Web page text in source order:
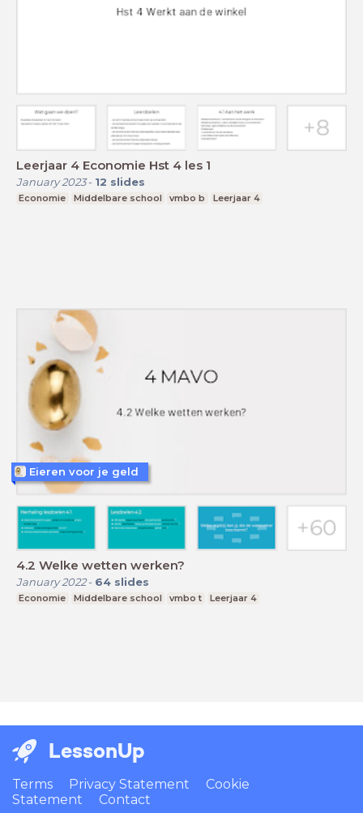
Leerjaar 4 Economie Hst 4 les 1
January 2023- 12 slides
Economie Middelbare school vmbo b Leerjaar 4
4.2 Welke wetten werken?
January 2022- 64 slides
Economie Middelbare school vmbo t Leerjaar 4
Eieren voor je geld
LessonUp
Terms Privacy Statement
Cookie
Statement
Contact